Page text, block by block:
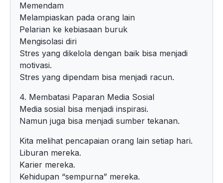
Memendam
Melampiaskan pada orang lain
Pelarian ke kebiasaan buruk
Mengisolasi diri
Stres yang dikelola dengan baik bisa menjadi
motivasi.
Stres yang dipendam bisa menjadi racun.
4. Membatasi Paparan Media Sosial
Media sosial bisa menjadi inspirasi.
Namun juga bisa menjadi sumber tekanan.
Kita melihat pencapaian orang lain setiap hari.
Liburan mereka.
Karier mereka.
Kehidupan “sempurna” mereka.